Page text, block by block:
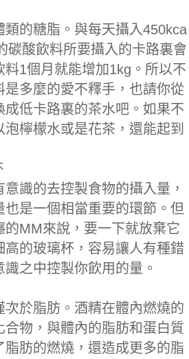
的糖脂。與每天攝入450kca
碳酸飲料所要攝入的卡路裏會
料1個月就能增加1kg。所以不
是多麼的愛不釋手，也請你從
成低卡路裏的茶水吧。如果不
檸檬水或是花茶，還能起到
識的去控製食物的攝入量，
是一個相當重要的環節。但
的MM來說，要一下就放棄它
高的玻璃杯，容易讓人有種錯
之中控製你飲用的量。
次於脂肪。酒精在體內燃燒的
合物，與體內的脂肪和蛋白質
脂肪的燃燒，還造成更多的脂